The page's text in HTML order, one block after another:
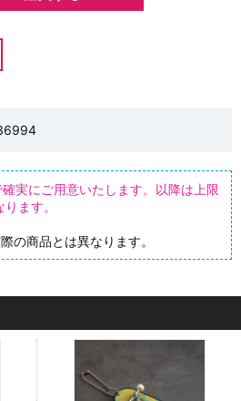
実にご用意いたします。以降は上限
ます。
の商品とは異なります。